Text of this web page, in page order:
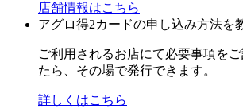
店舗情報はこちら
アグロ得2カードの申し込み方法を
ご利用されるお店にて必要事項を
たら、その場で発行できます。
詳しくはこちら